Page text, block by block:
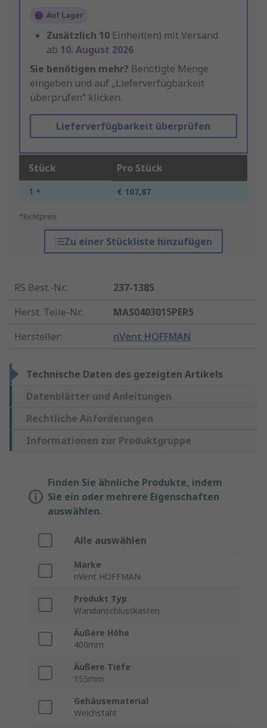
Auf Lager
Zusätzlich 10 Einheit(en) mit Versand
ab 10. August 2026
Sie benötigen mehr? Benötigte Menge
eingeben und auf „Lieferverfügbarkeit
überprüfen“ klicken.
Lieferverfügbarkeit überprüfen
Stück Pro Stück
1 + € 107,87
*Richtpreis
Zu einer Stückliste hinzufügen
RS Best.-Nr.:
237-1385
Herst. Teile-Nr.:
MAS0403015PER5
Hersteller: nVent HOFFMAN
Technische Daten des gezeigten Artikels
Datenblätter und Anleitungen
Rechtliche Anforderungen
Informationen zur Produktgruppe
Finden Sie ähnliche Produkte, indem
Sie ein oder mehrere Eigenschaften
auswählen.
Alle auswählen
Marke
nVent HOFFMAN
Produkt Typ
Wandanschlusskasten
Äußere Höhe
400mm
Äußere Tiefe
155mm
Gehäusematerial
Weichstahl